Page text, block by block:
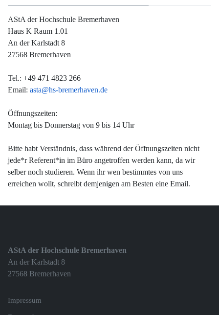
AStA der Hochschule Bremerhaven
Haus K Raum 1.01
An der Karlstadt 8
27568 Bremerhaven
Tel.: +49 471 4823 266
Email: asta@hs-bremerhaven.de
Öffnungszeiten:
Montag bis Donnerstag von 9 bis 14 Uhr
Bitte habt Verständnis, dass während der Öffnungszeiten nicht
jede*r Referent*in im Büro angetroffen werden kann, da wir
selber noch studieren. Wenn ihr wen bestimmtes von uns
erreichen wollt, schreibt demjenigen am Besten eine Email.
AStA der Hochschule Bremerhaven
An der Karlstadt 8
27568 Bremerhaven
Impressum